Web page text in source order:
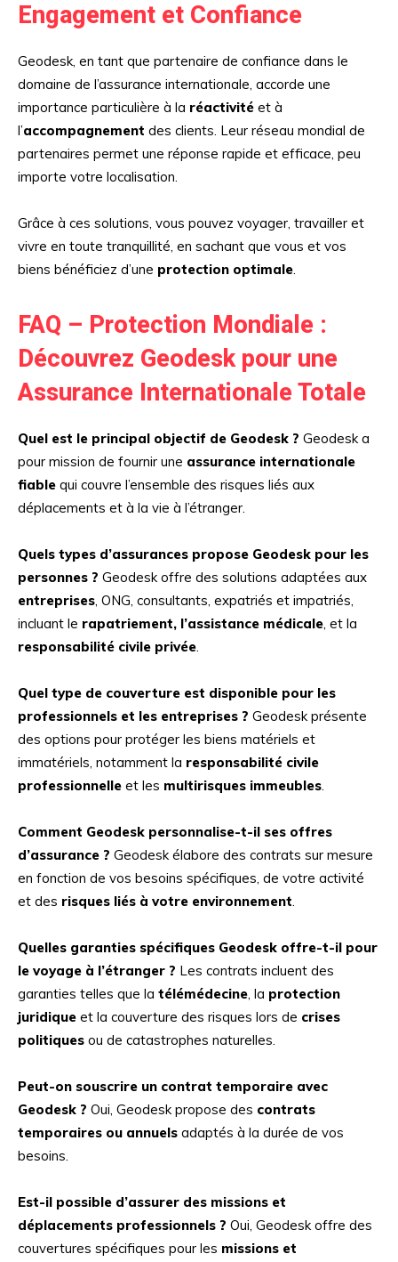
Engagement et Confiance
Geodesk, en tant que partenaire de confiance dans le
domaine de l’assurance internationale, accorde une
importance particulière à la réactivité et à
l’accompagnement des clients. Leur réseau mondial de
partenaires permet une réponse rapide et efficace, peu
importe votre localisation.
Grâce à ces solutions, vous pouvez voyager, travailler et
vivre en toute tranquillité, en sachant que vous et vos
biens bénéficiez d’une protection optimale.
FAQ – Protection Mondiale :
Découvrez Geodesk pour une
Assurance Internationale Totale
Quel est le principal objectif de Geodesk ? Geodesk a
pour mission de fournir une assurance internationale
fiable qui couvre l’ensemble des risques liés aux
déplacements et à la vie à l’étranger.
Quels types d’assurances propose Geodesk pour les
personnes ? Geodesk offre des solutions adaptées aux
entreprises, ONG, consultants, expatriés et impatriés,
incluant le rapatriement, l’assistance médicale, et la
responsabilité civile privée.
Quel type de couverture est disponible pour les
professionnels et les entreprises ? Geodesk présente
des options pour protéger les biens matériels et
immatériels, notamment la responsabilité civile
professionnelle et les multirisques immeubles.
Comment Geodesk personnalise-t-il ses offres
d’assurance ? Geodesk élabore des contrats sur mesure
en fonction de vos besoins spécifiques, de votre activité
et des risques liés à votre environnement.
Quelles garanties spécifiques Geodesk offre-t-il pour
le voyage à l’étranger ? Les contrats incluent des
garanties telles que la télémédecine, la protection
juridique et la couverture des risques lors de crises
politiques ou de catastrophes naturelles.
Peut-on souscrire un contrat temporaire avec
Geodesk ? Oui, Geodesk propose des contrats
temporaires ou annuels adaptés à la durée de vos
besoins.
Est-il possible d’assurer des missions et
déplacements professionnels ? Oui, Geodesk offre des
couvertures spécifiques pour les missions et